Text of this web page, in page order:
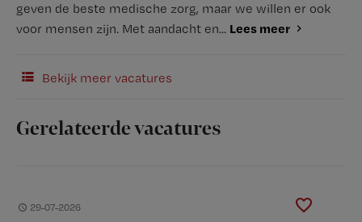
geven de beste medische zorg, maar we willen er ook
voor mensen zijn. Met aandacht en... Lees meer
Bekijk meer vacatures
Gerelateerde vacatures
29-07-2026